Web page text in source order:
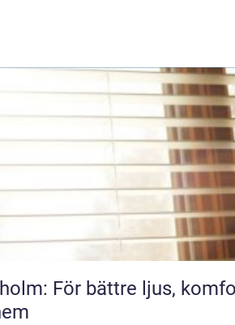
För bättre ljus,